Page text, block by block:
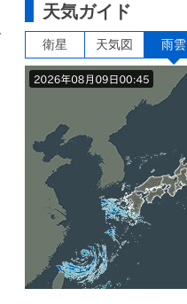
天気ガイド
衛星 天気図 雨雲